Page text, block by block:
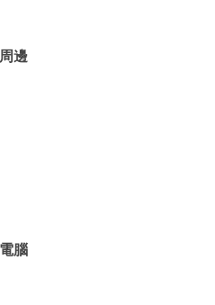
周邊
電腦